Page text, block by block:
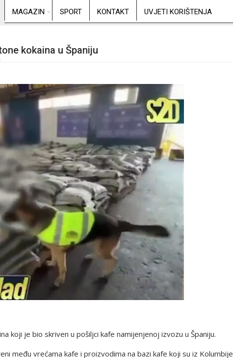
MAGAZIN SPORT KONTAKT UVJETI KORIŠTENJA
kokaina u Španiju
koji je bio skriven u pošiljci kafe namijenjenoj izvozu u Španiju.
među vrećama kafe i proizvodima na bazi kafe koji su iz Kolumbije